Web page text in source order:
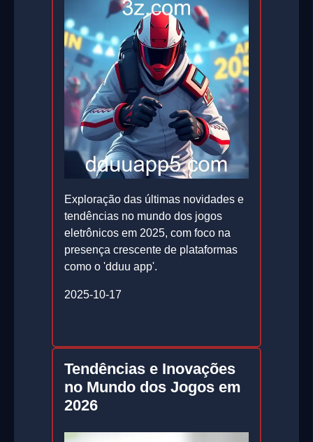
Exploração das últimas novidades e
tendências no mundo dos jogos
eletrônicos em 2025, com foco na
presença crescente de plataformas
como o 'dduu app'.
2025-10-17
Tendências e Inovações
no Mundo dos Jogos em
2026